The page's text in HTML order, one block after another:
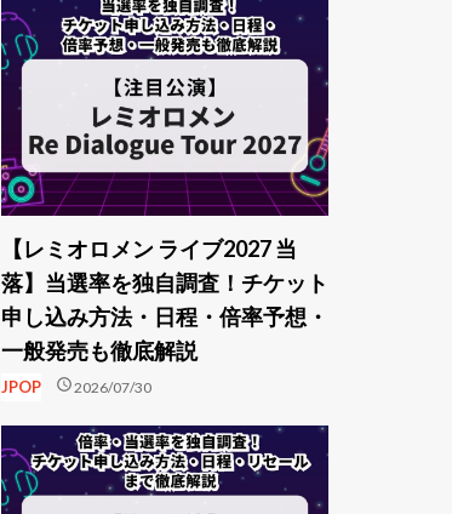
【レミオロメン ライブ2027 当
落】当選率を独自調査！チケット
申し込み方法・日程・倍率予想・
一般発売も徹底解説
JPOP schedule2026/07/30